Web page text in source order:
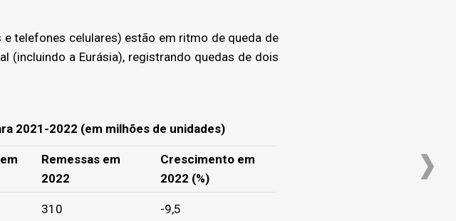
telefones celulares) estão em ritmo de queda de
(incluindo a Eurásia), registrando quedas de dois
2021-2022 (em milhões de unidades)
Remessas em
2022
Crescimento em
2022 (%)
310 -9,5